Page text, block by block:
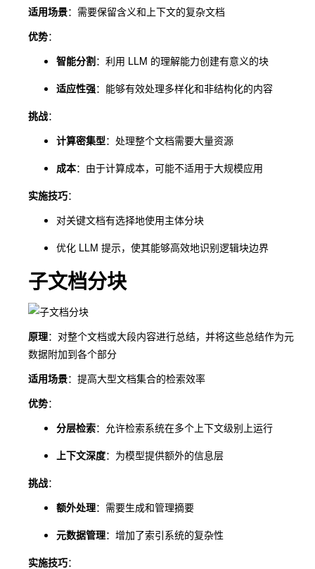
适用场景：需要保留含义和上下文的复杂文档
优势：
智能分割：利用 LLM 的理解能力创建有意义的块
适应性强：能够有效处理多样化和非结构化的内容
挑战：
计算密集型：处理整个文档需要大量资源
成本：由于计算成本，可能不适用于大规模应用
实施技巧：
对关键文档有选择地使用主体分块
优化 LLM 提示，使其能够高效地识别逻辑块边界
子文档分块
原理：对整个文档或大段内容进行总结，并将这些总结作为元
数据附加到各个部分
适用场景：提高大型文档集合的检索效率
优势：
分层检索：允许检索系统在多个上下文级别上运行
上下文深度：为模型提供额外的信息层
挑战：
额外处理：需要生成和管理摘要
元数据管理：增加了索引系统的复杂性
实施技巧：